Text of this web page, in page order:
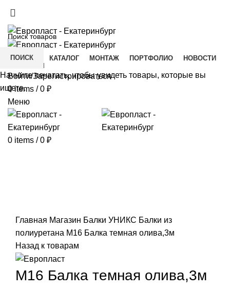
ГЛАВНАЯ КАТАЛОГ МОНТАЖ ПОРТФОЛИО
НОВОСТИ
КОНТАКТЫ
Войти/Зарегистрироваться
0items / 0 ₽
Меню
0 items / 0 ₽
Главная Магазин Балки УНИКС Балки из
полиуретана М16 Балка темная олива,3м
Назад к товарам
М16 Балка темная олива,3м
ПОИСК
Начните печатать, чтобы увидеть товары, которые вы
ищете.